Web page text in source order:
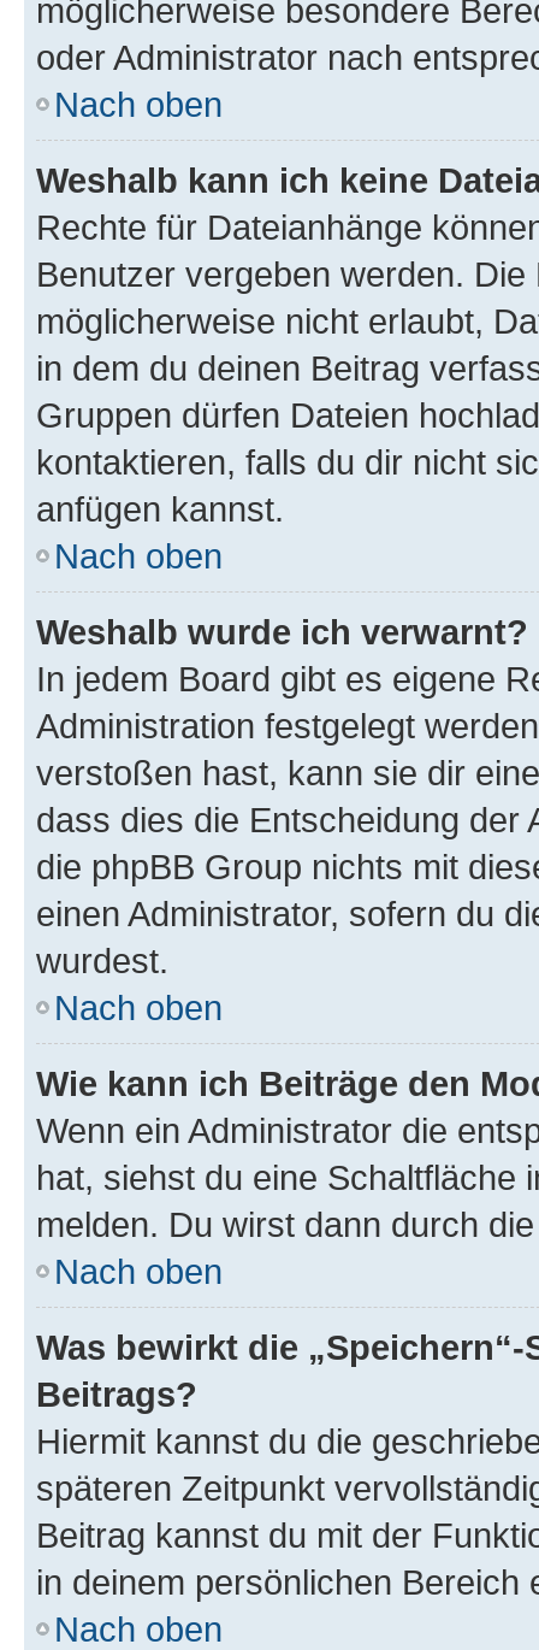
möglicherweise besondere
oder Administrator nach
Nach oben
Weshalb kann ich keine
Rechte für Dateianhänge
Benutzer vergeben werden.
möglicherweise nicht erlaubt,
in dem du deinen Beitrag
Gruppen dürfen Dateien
kontaktieren, falls du dir nicht
anfügen kannst.
Nach oben
Weshalb wurde ich verwarnt?
In jedem Board gibt es eigene
Administration festgelegt
verstoßen hast, kann sie dir
dass dies die Entscheidung der
die phpBB Group nichts mit
einen Administrator, sofern du
wurdest.
Nach oben
Wie kann ich Beiträge den
Wenn ein Administrator die
hat, siehst du eine Schaltfläche
melden. Du wirst dann durch
Nach oben
Was bewirkt die
Beitrags?
Hiermit kannst du die
späteren Zeitpunkt
Beitrag kannst du mit der
in deinem persönlichen Bereich
Nach oben